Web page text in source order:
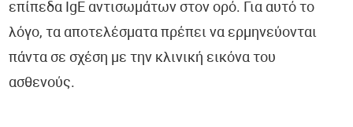
επίπεδα IgE αντισωμάτων στον ορό. Για αυτό το
λόγο, τα αποτελέσματα πρέπει να ερμηνεύονται
πάντα σε σχέση με την κλινική εικόνα του
ασθενούς.